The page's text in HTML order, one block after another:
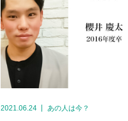
2021.06.24 あの人は今？